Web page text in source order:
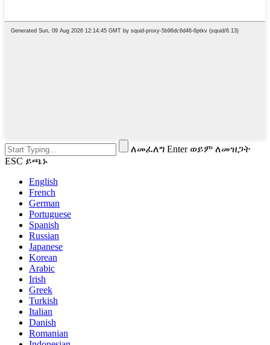
ለመፈለግ Enter ወይም ለመዝጋት
ESC ይጫኑ
English
French
German
Portuguese
Spanish
Russian
Japanese
Korean
Arabic
Irish
Greek
Turkish
Italian
Danish
Romanian